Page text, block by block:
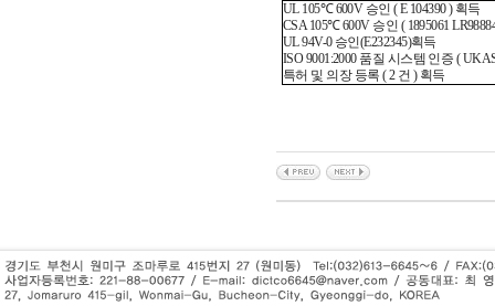
UL 105℃ 600V 승인 ( E 104390 ) 획득
CSA 105℃ 600V 승인 ( 1895061
UL 94V-0 승인(E232345)획득
ISO 9001:2000 품질 시스템 인증 (
특허 및 의장 등록 ( 2 건 ) 획득